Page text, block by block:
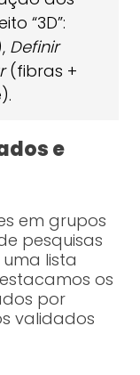
“3D”:
Definir
(fibras +
e
em grupos
pesquisas
lista
os
por
validados